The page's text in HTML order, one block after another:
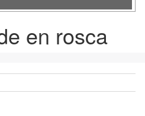
en rosca